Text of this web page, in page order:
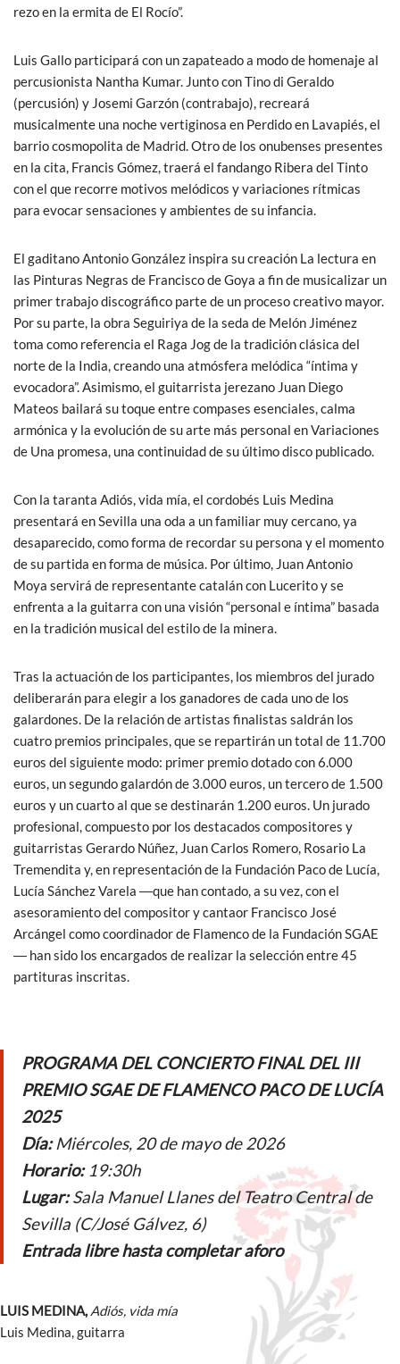
rezo en la ermita de El Rocío”.
Luis Gallo participará con un zapateado a modo de homenaje al
percusionista Nantha Kumar. Junto con Tino di Geraldo
(percusión) y Josemi Garzón (contrabajo), recreará
musicalmente una noche vertiginosa en Perdido en Lavapiés, el
barrio cosmopolita de Madrid. Otro de los onubenses presentes
en la cita, Francis Gómez, traerá el fandango Ribera del Tinto
con el que recorre motivos melódicos y variaciones rítmicas
para evocar sensaciones y ambientes de su infancia.
El gaditano Antonio González inspira su creación La lectura en
las Pinturas Negras de Francisco de Goya a fin de musicalizar un
primer trabajo discográfico parte de un proceso creativo mayor.
Por su parte, la obra Seguiriya de la seda de Melón Jiménez
toma como referencia el Raga Jog de la tradición clásica del
norte de la India, creando una atmósfera melódica “íntima y
evocadora”. Asimismo, el guitarrista jerezano Juan Diego
Mateos bailará su toque entre compases esenciales, calma
armónica y la evolución de su arte más personal en Variaciones
de Una promesa, una continuidad de su último disco publicado.
Con la taranta Adiós, vida mía, el cordobés Luis Medina
presentará en Sevilla una oda a un familiar muy cercano, ya
desaparecido, como forma de recordar su persona y el momento
de su partida en forma de música. Por último, Juan Antonio
Moya servirá de representante catalán con Lucerito y se
enfrenta a la guitarra con una visión “personal e íntima” basada
en la tradición musical del estilo de la minera.
Tras la actuación de los participantes, los miembros del jurado
deliberarán para elegir a los ganadores de cada uno de los
galardones. De la relación de artistas finalistas saldrán los
cuatro premios principales, que se repartirán un total de 11.700
euros del siguiente modo: primer premio dotado con 6.000
euros, un segundo galardón de 3.000 euros, un tercero de 1.500
euros y un cuarto al que se destinarán 1.200 euros. Un jurado
profesional, compuesto por los destacados compositores y
guitarristas Gerardo Núñez, Juan Carlos Romero, Rosario La
Tremendita y, en representación de la Fundación Paco de Lucía,
Lucía Sánchez Varela ―que han contado, a su vez, con el
asesoramiento del compositor y cantaor Francisco José
Arcángel como coordinador de Flamenco de la Fundación SGAE
― han sido los encargados de realizar la selección entre 45
partituras inscritas.
PROGRAMA DEL CONCIERTO FINAL DEL III
PREMIO SGAE DE FLAMENCO PACO DE LUCÍA
2025
Día:Miércoles, 20 de mayo de 2026
Horario: 19:30h
Lugar:Sala Manuel Llanes del Teatro Central de
Sevilla (C/José Gálvez, 6)
Entrada libre hasta completar aforo
LUIS MEDINA, Adiós, vida mía
Luis Medina, guitarra